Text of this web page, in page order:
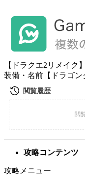
【ドラクエ2リメイク
装備・名前【ドラゴン
攻略コンテンツ
攻略メニュー